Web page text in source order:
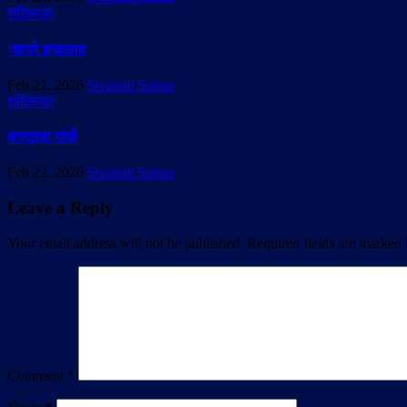
शख़्सियत
‘शायरे इन्क़लाब
Feb 22, 2026 Swapnil Sansar
शख़्सियत
कस्तूरबा गांधी
Feb 22, 2026 Swapnil Sansar
Leave a Reply
Your email address will not be published. Required fields are marked
Comment *